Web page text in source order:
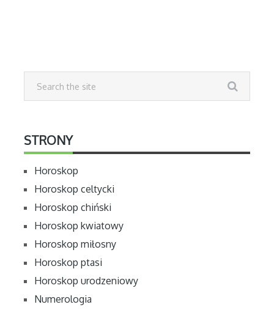
STRONY
Horoskop
Horoskop celtycki
Horoskop chiński
Horoskop kwiatowy
Horoskop miłosny
Horoskop ptasi
Horoskop urodzeniowy
Numerologia